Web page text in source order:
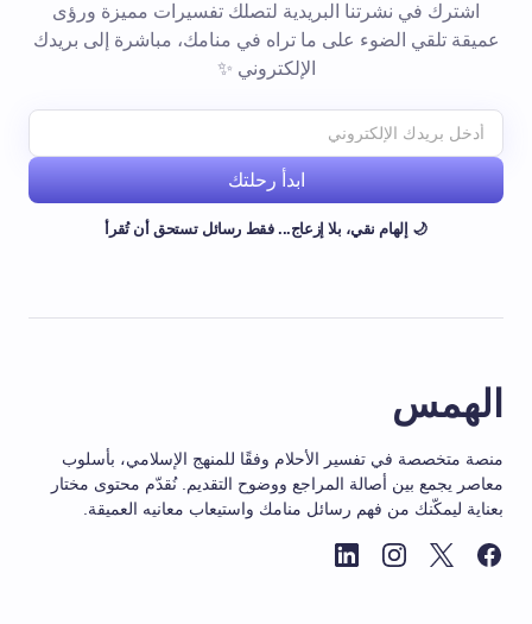
اشترك في نشرتنا البريدية لتصلك تفسيرات مميزة ورؤى
عميقة تلقي الضوء على ما تراه في منامك، مباشرة إلى بريدك
الإلكتروني ✨
ابدأ رحلتك
🌙 إلهام نقي، بلا إزعاج... فقط رسائل تستحق أن تُقرأ
الهمس
منصة متخصصة في تفسير الأحلام وفقًا للمنهج الإسلامي، بأسلوب
معاصر يجمع بين أصالة المراجع ووضوح التقديم. نُقدّم محتوى مختار
بعناية ليمكّنك من فهم رسائل منامك واستيعاب معانيه العميقة.